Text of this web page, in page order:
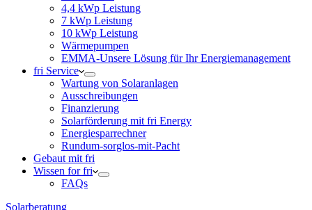
4,4 kWp Leistung
7 kWp Leistung
10 kWp Leistung
Wärmepumpen
EMMA-Unsere Lösung für Ihr Energiemanagement
fri Service
Wartung von Solaranlagen
Ausschreibungen
Finanzierung
Solarförderung mit fri Energy
Energiesparrechner
Rundum-sorglos-mit-Pacht
Gebaut mit fri
Wissen for fri
FAQs
Solarberatung